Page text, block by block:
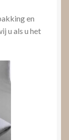
en
u als u het